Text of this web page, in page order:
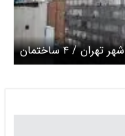
آخرین وضعیت ساختمان‌های ناایمن شهر تهران / ۴ ساختمان